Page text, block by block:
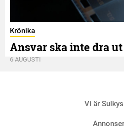
Krönika
Ansvar ska inte dra
6 AUGUSTI
Vi är